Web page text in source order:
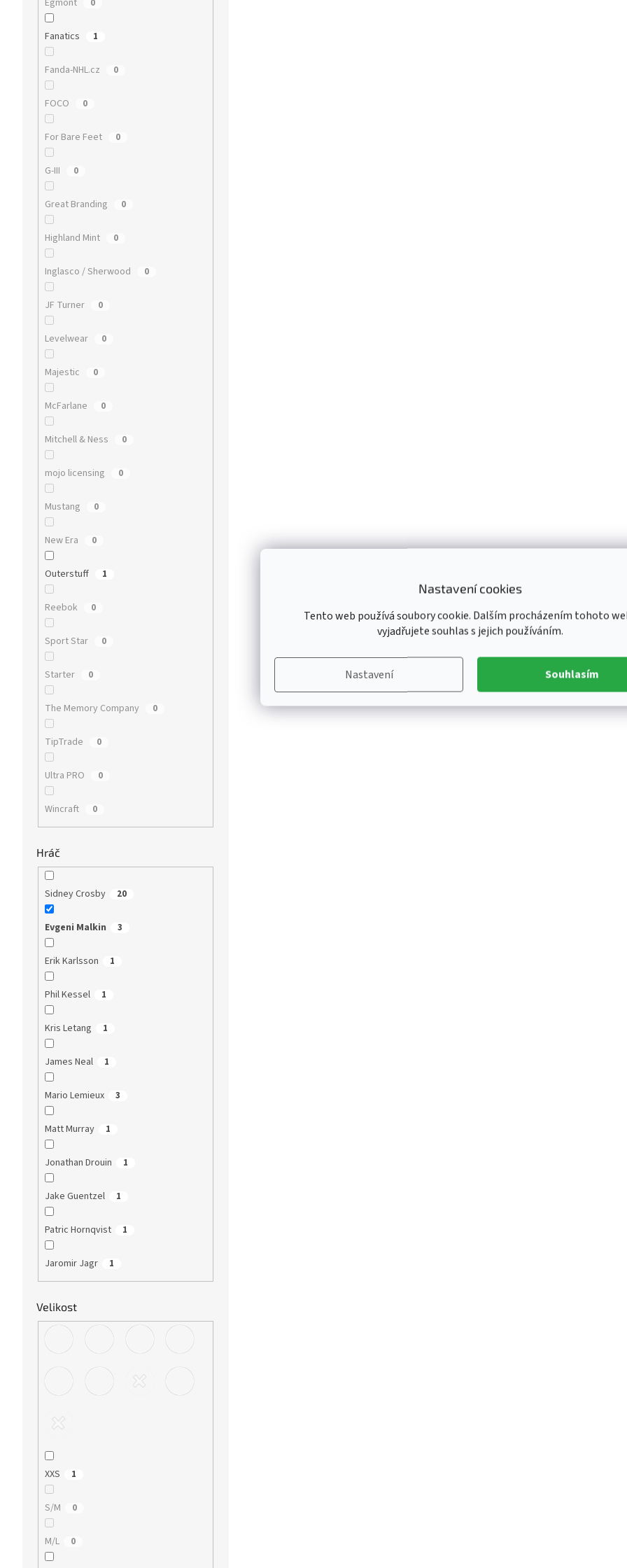
Nastavení cookies
Tento web používá soubory cookie. Dalším procházením tohoto
vyjadřujete souhlas s jejich používáním.
Nastavení Souhlasím
Fanatics 1
Fanda-NHL.cz 0
FOCO 0
For Bare Feet 0
G-III 0
Great Branding 0
Highland Mint 0
Inglasco / Sherwood 0
JF Turner 0
Levelwear 0
Majestic 0
McFarlane 0
Mitchell & Ness 0
mojo licensing 0
Mustang 0
New Era 0
Outerstuff 1
Reebok 0
Sport Star 0
Starter 0
The Memory Company 0
TipTrade 0
Ultra PRO 0
Wincraft 0
Hráč
Sidney Crosby 20
Evgeni Malkin 3
Erik Karlsson 1
Phil Kessel 1
Kris Letang 1
James Neal 1
Mario Lemieux 3
Matt Murray 1
Jonathan Drouin 1
Jake Guentzel 1
Patric Hornqvist 1
Jaromir Jagr 1
Velikost
XXS 1
S/M 0
M/L 0